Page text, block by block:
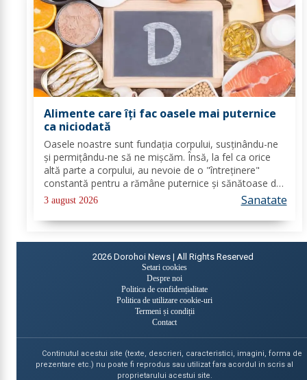
Alimente care îți fac oasele mai puternice
ca niciodată
Oasele noastre sunt fundația corpului, susținându-ne
și permițându-ne să ne mișcăm. Însă, la fel ca orice
altă parte a corpului, au nevoie de o "întreținere"
constantă pentru a rămâne puternice și sănătoase de-
a lungul vieții. Din fericire, nu ai nevoie de poțiuni
magice, ci de alimente simple, dar...
3 august 2026 Sanatate
2026 Dorohoi News | All Rights Reserved
Setari cookies
Despre noi
Politica de confidențialitate
Politica de utilizare cookie-uri
Termeni și condiții
Contact
Continutul acestui site (texte, descrieri, caracteristici, imagini, forma de
prezentare etc.) nu poate fi reprodus sau utilizat fara acordul in scris al
proprietarului acestui site.